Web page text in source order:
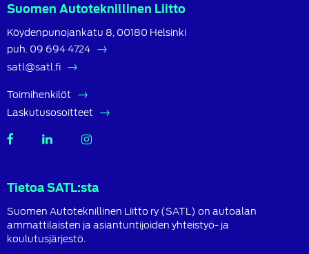
Suomen Autoteknillinen Liitto
Köydenpunojankatu 8, 00180 Helsinki
puh. 09 694 4724
satl@satl.fi
Toimihenkilöt
Laskutusosoitteet
SATL
SATL
Tietoa SATL:sta
Suomen Autoteknillinen Liitto ry (SATL) on autoalan
ammattilaisten ja asiantuntijoiden yhteistyö- ja
koulutusjärjestö.